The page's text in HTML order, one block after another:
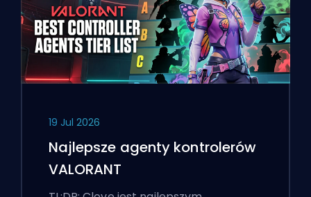
19 Jul 2026
Najlepsze agenty kontrolerów
VALORANT